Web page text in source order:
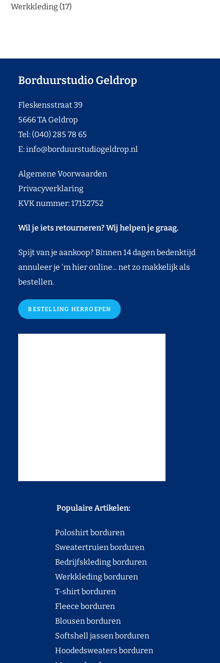
Werkkleding 17
Borduurstudio Geldrop
Fleskensstraat 39
5666 TA Geldrop
Tel: (040) 285 78 65
E:info@borduurstudiogeldrop.nl
Algemene Voorwaarden
Privacyverklaring
KVK nummer: 17152752
Wil je iets retourneren? Wij helpen je graag.
Spijt van je aankoop? Binnen 14 dagen bedenktijd
annuleer je 'm hier online... net zo makkelijk als
bestellen.
BESTELLING HERROEPEN
Populaire Artikelen:
Poloshirt borduren
Sweatertruien borduren
Bedrijfskleding borduren
Werkkleding borduren
T-shirt borduren
Fleece borduren
Blousen borduren
Softshell jassen borduren
Hoodedsweaters borduren